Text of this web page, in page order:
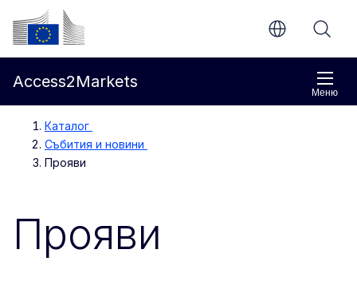
Направо към основното съдържание
Европейска комисия
Меню
Access2Markets
Каталог
Събития и новини
Прояви
Прояви